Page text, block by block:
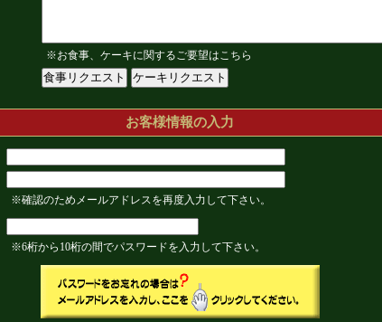
※お食事、ケーキに関するご要望はこちら
お客様情報の入力
※確認のためメールアドレスを再度入力して下さい。
※6桁から10桁の間でパスワードを入力して下さい。